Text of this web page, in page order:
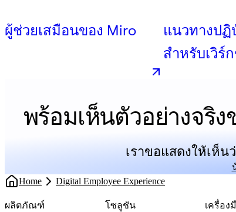
ผู้ช่วยเสมือนของ Miro
แนวทางป
สำหรับเวิร์
พร้อมเห็นตัวอย่างจริง
เราขอแสดงให้เห็
Home Digital Employee Experience
ผลิตภัณฑ์ โซลูชัน เครื่อง